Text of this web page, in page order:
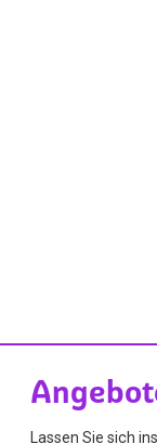
Lassen Sie sich